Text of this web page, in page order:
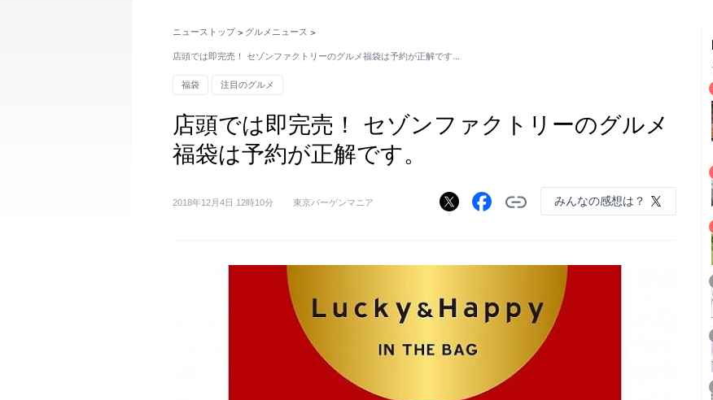
ニューストップ > グルメニュース >
店頭では即完売！ セゾンファクトリーのグルメ福袋は予約が正解です…
福袋 注目のグルメ
店頭では即完売！ セゾンファクトリーのグルメ
福袋は予約が正解です。
2018年12月4日 12時10分 東京バーゲンマニア みんなの感想は？